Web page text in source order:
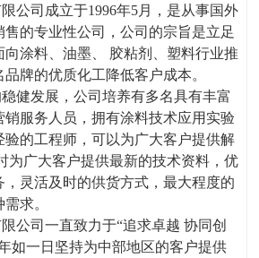
司成立于1996年5月，是从事国外
的专业性公司，公司的宗旨是立足
涂料、油墨、 胶粘剂、塑料行业推
牌的优质化工降低客户成本。
发展，公司培养有多名具有丰富
服务人员，拥有涂料技术应用实验
验的工程师，可以为广大客户提供解
为广大客户提供最新的技术资料，优
灵活及时的供货方式，最大程度的
求。
司一直致力于“追求卓越 协同创
如一日坚持为中部地区的客户提供